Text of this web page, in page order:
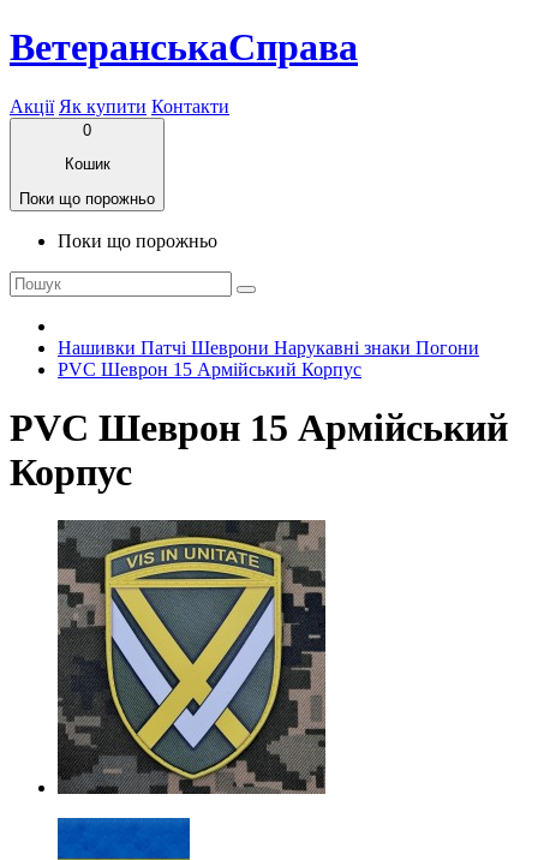
ВетеранськаСправа
Акції Як купити Контакти
0
Кошик
Поки що порожньо
Поки що порожньо
Нашивки Патчі Шеврони Нарукавні знаки Погони
PVC Шеврон 15 Армійський Корпус
PVC Шеврон 15 Армійський
Корпус